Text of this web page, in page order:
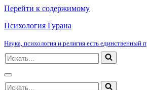
Перейти к содержимому
Психология Гурана
Наука, психология и религия есть
Искать...
Меню
навигации
Искать...